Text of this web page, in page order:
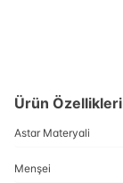
Ürün Özellikleri
Astar Materyali
Menşei